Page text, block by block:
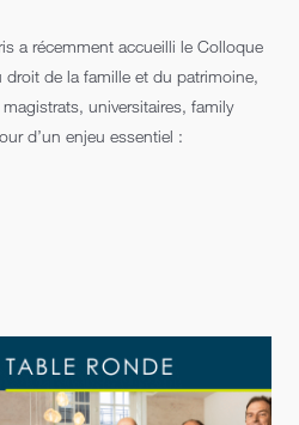
a récemment accueilli le Colloque
droit de la famille et du patrimoine,
universitaires, family
d’un enjeu essentiel :